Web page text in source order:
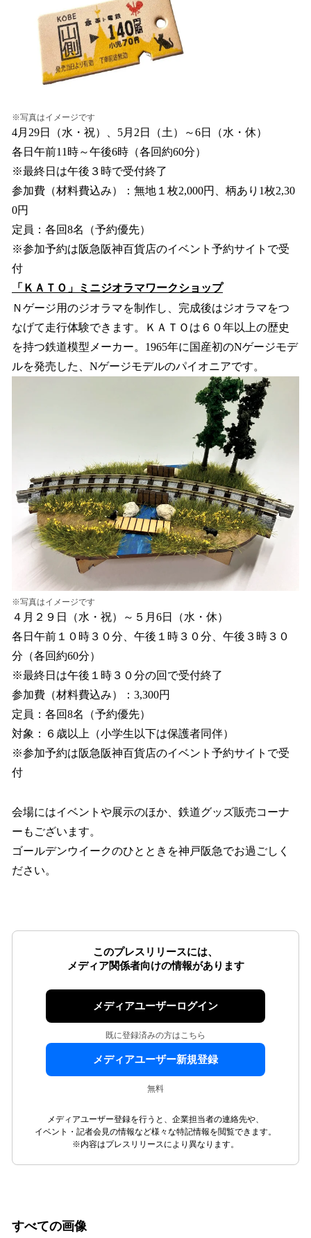
※写真はイメージです
4月29日（水・祝）、5月2日（土）～6日（水・休）
各日午前11時～午後6時（各回約60分）
※最終日は午後３時で受付終了
参加費（材料費込み）：無地１枚2,000円、柄あり1枚2,30
0円
定員：各回8名（予約優先）
※参加予約は阪急阪神百貨店のイベント予約サイトで受
付
「ＫＡＴＯ」ミニジオラマワークショップ
Ｎゲージ用のジオラマを制作し、完成後はジオラマをつ
なげて走行体験できます。ＫＡＴＯは６０年以上の歴史
を持つ鉄道模型メーカー。1965年に国産初のNゲージモデ
ルを発売した、Nゲージモデルのパイオニアです。
※写真はイメージです
４月２９日（水・祝）～５月6日（水・休）
各日午前１０時３０分、午後１時３０分、午後３時３０
分（各回約60分）
※最終日は午後１時３０分の回で受付終了
参加費（材料費込み）：3,300円
定員：各回8名（予約優先）
対象：６歳以上（小学生以下は保護者同伴）
※参加予約は阪急阪神百貨店のイベント予約サイトで受
付
会場にはイベントや展示のほか、鉄道グッズ販売コーナ
ーもございます。
ゴールデンウイークのひとときを神戸阪急でお過ごしく
ださい。
このプレスリリースには、
メディア関係者向けの情報があります
メディアユーザーログイン
既に登録済みの方はこちら
メディアユーザー新規登録
無料
メディアユーザー登録を行うと、企業担当者の連絡先や、
イベント・記者会見の情報など様々な特記情報を閲覧できます。
※内容はプレスリリースにより異なります。
すべての画像